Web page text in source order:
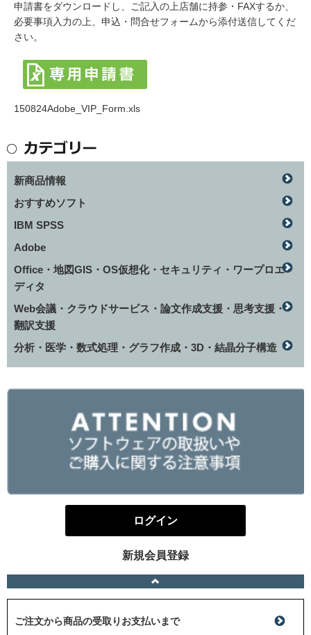
申請書をダウンロードし、ご記入の上店舗に持参・FAXするか、
必要事項入力の上、申込・問合せフォームから添付送信してくだ
さい。
150824Adobe_VIP_Form.xls
新商品情報
おすすめソフト
IBM SPSS
Adobe
Office・地図GIS・OS仮想化・セキュリティ・ワープロエ
ディタ
Web会議・クラウドサービス・論文作成支援・思考支援・
翻訳支援
分析・医学・数式処理・グラフ作成・3D・結晶分子構造
ログイン
新規会員登録
ご注文から商品の受取りお支払いまで